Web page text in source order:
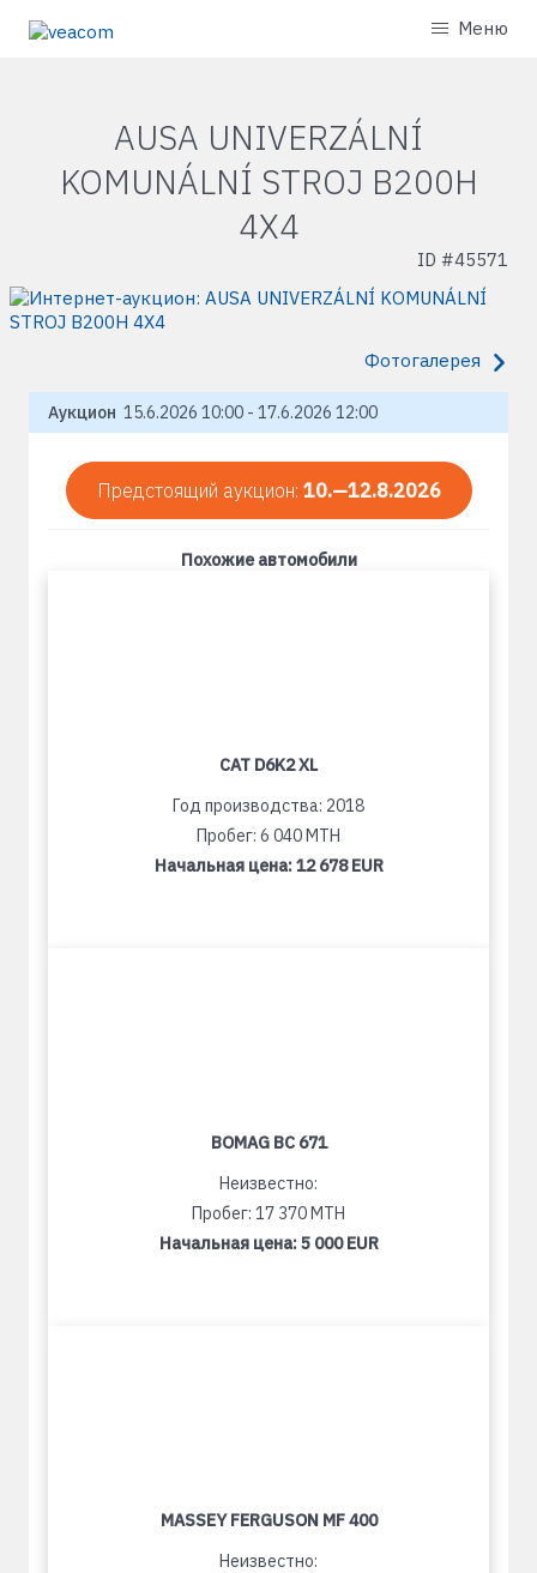
Меню
AUSA UNIVERZÁLNÍ
KOMUNÁLNÍ STROJ B200H
4X4
ID #45571
Фотогалерея
Аукцион 15.6.2026 10:00 - 17.6.2026 12:00
Предстоящий аукцион: 10.—12.8.2026
Похожие автомобили
CAT D6K2 XL
Год производства: 2018
Пробег: 6 040 MTH
Начальная цена:12 678 EUR
BOMAG BC 671
Неизвестно:
Пробег: 17 370 MTH
Начальная цена:5 000 EUR
MASSEY FERGUSON MF 400
Неизвестно: